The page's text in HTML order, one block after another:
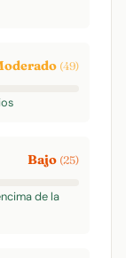
(49)
Bajo (25)
de la